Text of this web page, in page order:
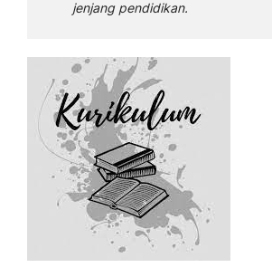
jenjang pendidikan.